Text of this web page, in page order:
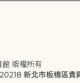
版權所有
新北市板橋區貴